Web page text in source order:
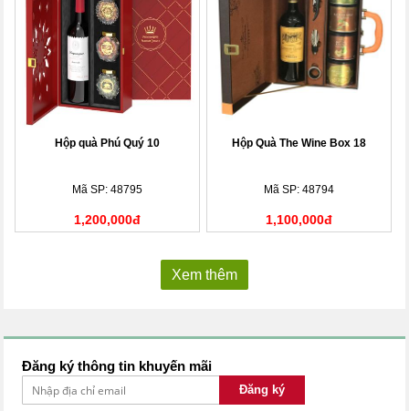
Hộp quà Phú Quý 10
Mã SP: 48795
1,200,000đ
Hộp Quà The Wine Box 18
Mã SP: 48794
1,100,000đ
Xem thêm
Đăng ký thông tin khuyến mãi
Đăng ký